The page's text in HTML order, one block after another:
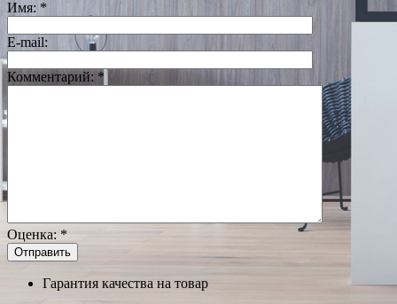
Имя: *
E-mail:
Комментарий: *
Оценка: *
Гарантия качества на товар